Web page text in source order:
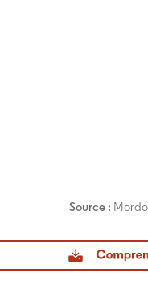
© Mordor Intelligence. La